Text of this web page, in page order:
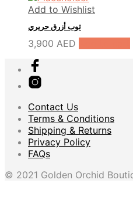
Add to Wishlist
ثوب أزرق حريري
3,900 AED
Contact Us
Terms & Conditions
Shipping & Returns
Privacy Policy
FAQs
© 2021 Golden Orchid